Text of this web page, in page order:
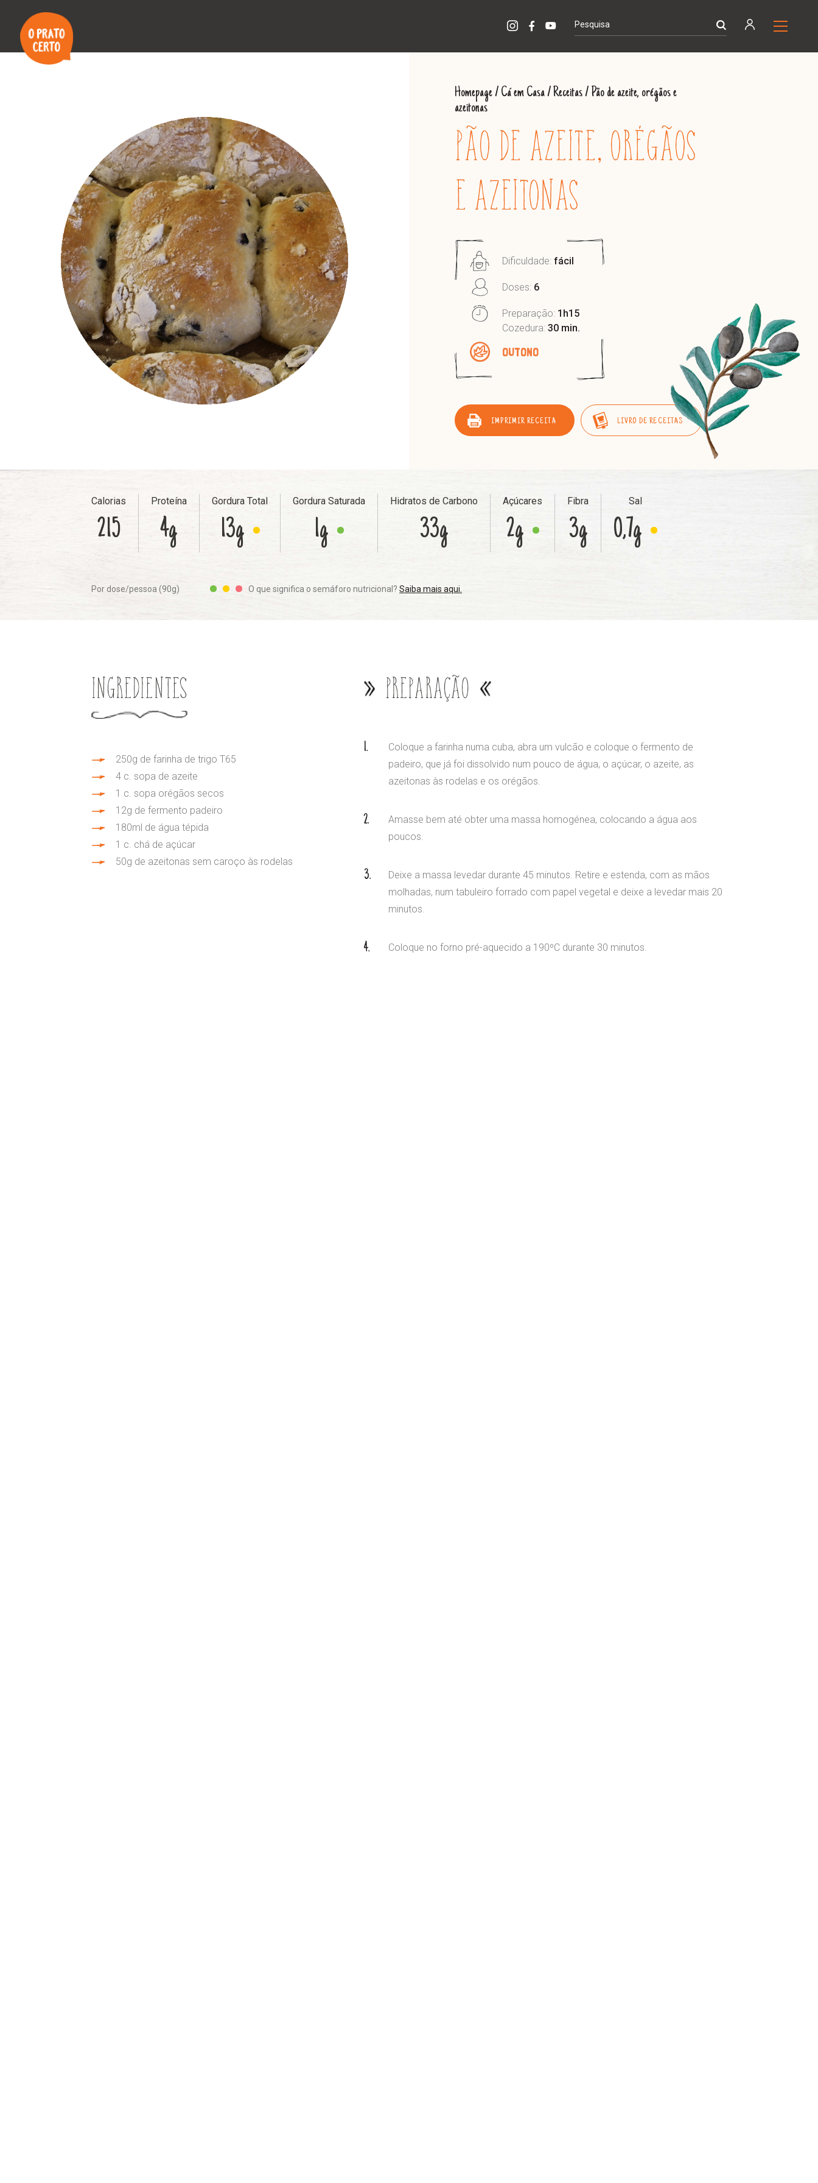
Homepage/ Cá em Casa/ Receitas/ Pão de azeite, orégãos e
azeitonas
PÃO DE AZEITE, ORÉGÃOS
E AZEITONAS
Dificuldade: fácil
Doses: 6
Preparação: 1h15
Cozedura: 30 min.
OUTONO
IMPRIMIR RECEITA LIVRO DE RECEITAS
Calorias
215
Proteína
4g
Gordura Total
13g
Gordura Saturada
1g
Hidratos de Carbono
33g
Açúcares
2g
Fibra
3g
Sal
0,7g
Por dose/pessoa (90g) O que significa o semáforo nutricional? Saiba mais aqui.
Ingredientes
250g de farinha de trigo T65
4 c. sopa de azeite
1 c. sopa orégãos secos
12g de fermento padeiro
180ml de água tépida
1 c. chá de açúcar
50g de azeitonas sem caroço às rodelas
Preparação
Coloque a farinha numa cuba, abra um vulcão e coloque o fermento de
padeiro, que já foi dissolvido num pouco de água, o açúcar, o azeite, as
azeitonas às rodelas e os orégãos.
Amasse bem até obter uma massa homogénea, colocando a água aos
poucos.
Deixe a massa levedar durante 45 minutos. Retire e estenda, com as mãos
molhadas, num tabuleiro forrado com papel vegetal e deixe a levedar mais 20
minutos.
Coloque no forno pré-aquecido a 190ºC durante 30 minutos.